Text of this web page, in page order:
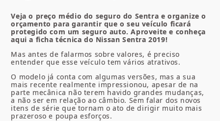
Veja o preço médio do seguro do Sentra e organize o
orçamento para garantir que o seu veículo ficará
protegido com um seguro auto. Aproveite e conheça
aqui a ficha técnica do Nissan Sentra 2019!
Mas antes de falarmos sobre valores, é preciso
entender que esse veículo tem vários atrativos.
O modelo já conta com algumas versões, mas a sua
mais recente realmente impressionou, apesar de na
parte mecânica não terem havido grandes mudanças,
a não ser em relação ao câmbio. Sem falar dos novos
itens de série que tornam o ato de dirigir muito mais
prazeroso e poupa esforços.